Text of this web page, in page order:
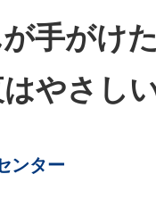
手がけ
やさし
ンター